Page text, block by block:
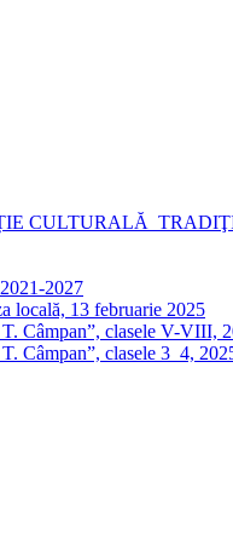
CULTURALĂ TRADIŢII
2027
locală, 13 februarie 2025
Câmpan”, clasele V-VIII,
Câmpan”, clasele 3_4,